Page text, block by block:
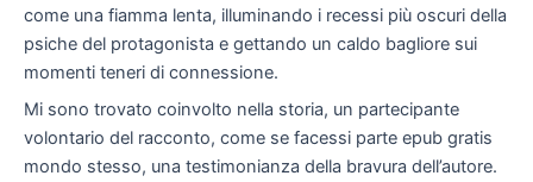
come una fiamma lenta, illuminando i recessi più oscuri della
psiche del protagonista e gettando un caldo bagliore sui
momenti teneri di connessione.
Mi sono trovato coinvolto nella storia, un partecipante
volontario del racconto, come se facessi parte epub gratis
mondo stesso, una testimonianza della bravura dell’autore.